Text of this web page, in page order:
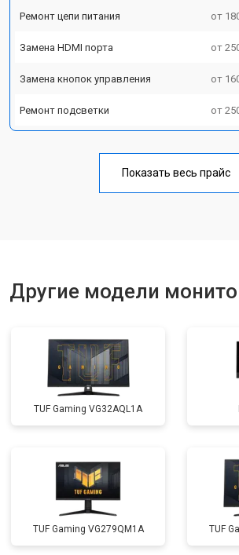
Ремонт цепи питания от
Замена HDMI порта от
Замена кнопок управления от
Ремонт подсветки от
Показать весь прайс
Другие модели
TUF Gaming VG32AQL1A
TUF Gaming VG279QM1A TUF